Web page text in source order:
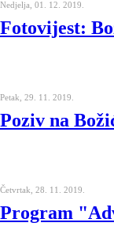
Nedjelja, 01. 12. 2019.
Fotovijest:
Petak, 29. 11. 2019.
Poziv na
Četvrtak, 28. 11. 2019.
Program